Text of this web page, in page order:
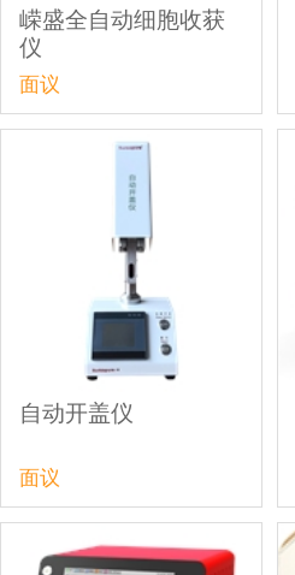
嵘盛全自动细胞收获
仪
面议
自动开盖仪
面议